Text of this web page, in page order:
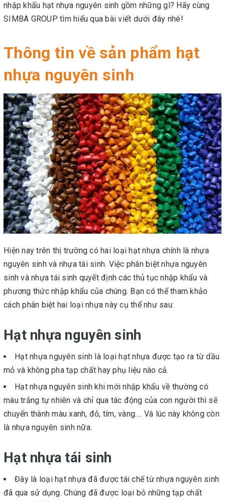
nhập khẩu hạt nhựa nguyên sinh gồm những gì? Hãy cùng
SIMBA GROUP tìm hiểu qua bài viết dưới đây nhé!
Thông tin về sản phẩm hạt
nhựa nguyên sinh
Hiện nay trên thị trường có hai loại hạt nhựa chính là nhựa
nguyên sinh và nhựa tái sinh. Việc phân biệt nhựa nguyên
sinh và nhựa tái sinh quyết định các thủ tục nhập khẩu và
phương thức nhập khẩu của chúng. Bạn có thể tham khảo
cách phân biệt hai loại nhựa này cụ thể như sau:
Hạt nhựa nguyên sinh
Hạt nhựa nguyên sinh là loại hạt nhựa được tạo ra từ dầu
mỏ và không pha tạp chất hay phụ liệu nào cả.
Hạt nhựa nguyên sinh khi mới nhập khẩu về thường có
màu trắng tự nhiên và chỉ qua tác động của con người thì sẽ
chuyển thành màu xanh, đỏ, tím, vàng…. Và lúc này không còn
là nhựa nguyên sinh nữa.
Hạt nhựa tái sinh
Đây là loại hạt nhựa đã được tái chế từ nhựa nguyên sinh
đã qua sử dụng. Chúng đã được loại bỏ những tạp chất